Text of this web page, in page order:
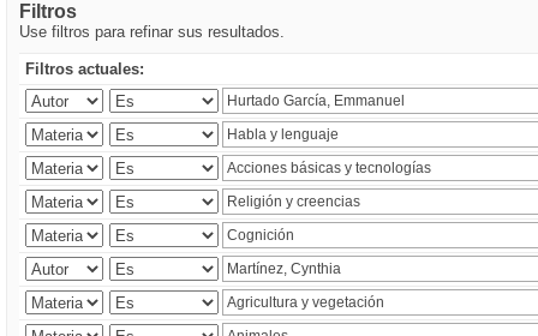
Filtros
Use filtros para refinar sus resultados.
Filtros actuales: